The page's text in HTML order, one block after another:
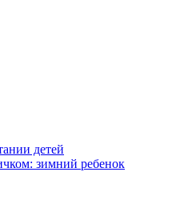
детей
зимний ребенок